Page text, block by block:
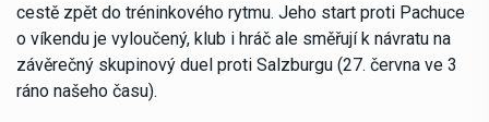
cestě zpět do tréninkového rytmu. Jeho start proti Pachuce
o víkendu je vyloučený, klub i hráč ale směřují k návratu na
závěrečný skupinový duel proti Salzburgu (27. června ve 3
ráno našeho času).